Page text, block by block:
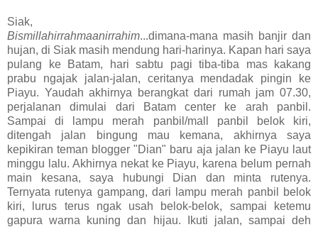
Siak,
Bismillahirrahmaanirrahim...dimana-mana masih banjir dan
hujan, di Siak masih mendung hari-harinya. Kapan hari saya
pulang ke Batam, hari sabtu pagi tiba-tiba mas kakang
prabu ngajak jalan-jalan, ceritanya mendadak pingin ke
Piayu. Yaudah akhirnya berangkat dari rumah jam 07.30,
perjalanan dimulai dari Batam center ke arah panbil.
Sampai di lampu merah panbil/mall panbil belok kiri,
ditengah jalan bingung mau kemana, akhirnya saya
kepikiran teman blogger "Dian" baru aja jalan ke Piayu laut
minggu lalu. Akhirnya nekat ke Piayu, karena belum pernah
main kesana, saya hubungi Dian dan minta rutenya.
Ternyata rutenya gampang, dari lampu merah panbil belok
kiri, lurus terus ngak usah belok-belok, sampai ketemu
gapura warna kuning dan hijau. Ikuti jalan, sampai deh